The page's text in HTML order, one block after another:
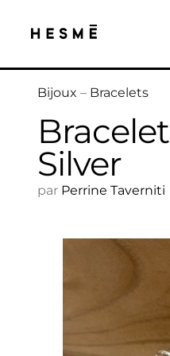
Bijoux – Bracelets
Silver
par Perrine Taverniti